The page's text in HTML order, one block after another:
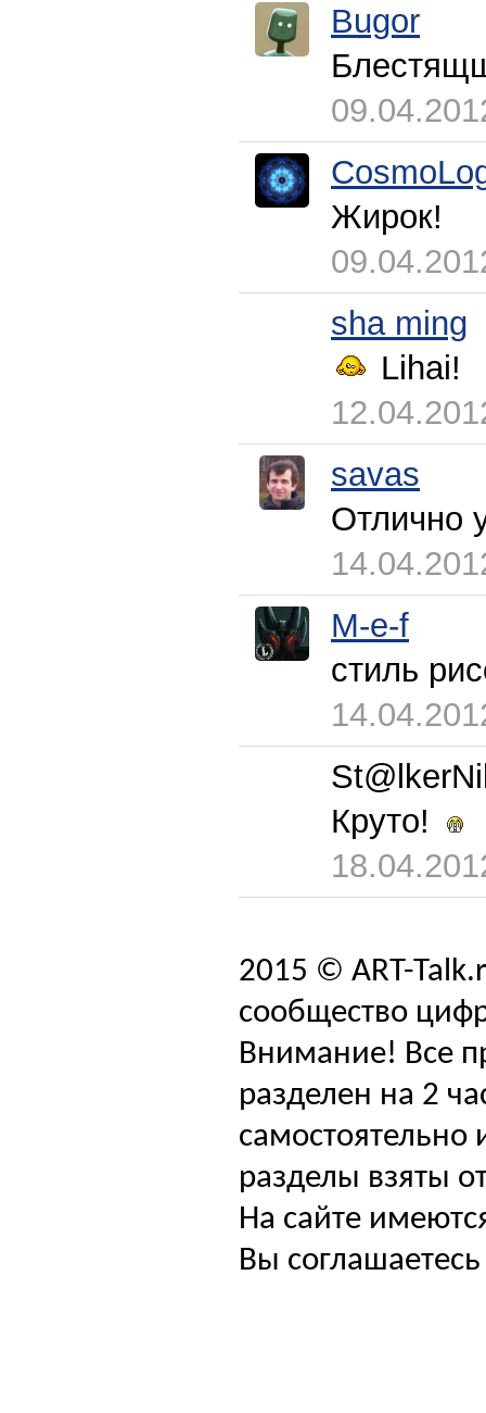
Bugor
Жирок!
sha ming
Lihai!
savas
Отлично
M-e-f
стиль
Круто!
2015 © ART-
сообщество
Внимание! Все
разделен на 2
самостоятельно
разделы взяты
На сайте
Вы